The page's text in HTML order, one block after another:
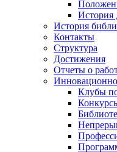
История
Контакты
Структура
Достижения
Отчеты о
Клубы